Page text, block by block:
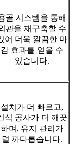
골 시스템을 통해
관을 재구축할 수
어 더욱 깔끔한 마
감 효과를 얻을 수
있습니다.
설치가 더 빠르고,
식 공사가 더 깨끗
하며, 유지 관리가
덜 까다롭습니다.